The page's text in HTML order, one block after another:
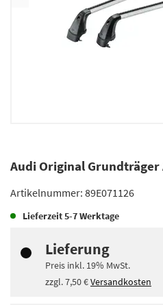
Audi Original Grundträger
Artikelnummer: 89E071126
Lieferzeit5-7 Werktage
Lieferung
Preis inkl. 19% MwSt.
zzgl.7,50 €Versandkosten